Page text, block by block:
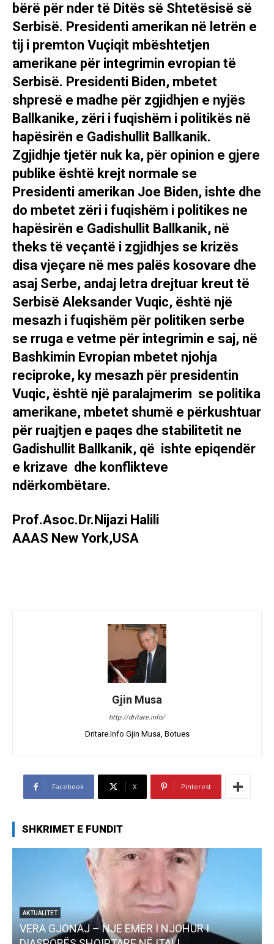
bërë për nder të Ditës së Shtetësisë së
Serbisë. Presidenti amerikan në letrën e
tij i premton Vuçiqit mbështetjen
amerikane për integrimin evropian të
Serbisë. Presidenti Biden, mbetet
shpresë e madhe për zgjidhjen e nyjës
Ballkanike, zëri i fuqishëm i politikës në
hapësirën e Gadishullit Ballkanik.
Zgjidhje tjetër nuk ka, për opinion e gjere
publike është krejt normale se
Presidenti amerikan Joe Biden, ishte dhe
do mbetet zëri i fuqishëm i politikes ne
hapësirën e Gadishullit Ballkanik, në
theks të veçantë i zgjidhjes se krizës
disa vjeçare në mes palës kosovare dhe
asaj Serbe, andaj letra drejtuar kreut të
Serbisë Aleksander Vuqic, është një
mesazh i fuqishëm për politiken serbe
se rruga e vetme për integrimin e saj, në
Bashkimin Evropian mbetet njohja
reciproke, ky mesazh për presidentin
Vuqic, është një paralajmerim se politika
amerikane, mbetet shumë e përkushtuar
për ruajtjen e paqes dhe stabilitetit ne
Gadishullit Ballkanik, që ishte epiqendër
e krizave dhe konflikteve
ndërkombëtare.
Prof.Asoc.Dr.Nijazi Halili
AAAS New York,USA
Gjin Musa
http://dritare.info/
Dritare.Info Gjin Musa, Botues
Facebook X Pinterest
SHKRIMET E FUNDIT
AKTUALITET